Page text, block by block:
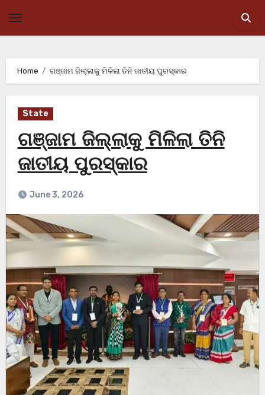
Home ଗଞ୍ଜାମ ଜିଲ୍ଲାକୁ ମିଳିଲା ତିନି ଜାତୀୟ ପୁରସ୍କାର
State
ଗଞ୍ଜାମ ଜିଲ୍ଲାକୁ ମିଳିଲା ତିନି
ଜାତୀୟ ପୁରସ୍କାର
June 3, 2026